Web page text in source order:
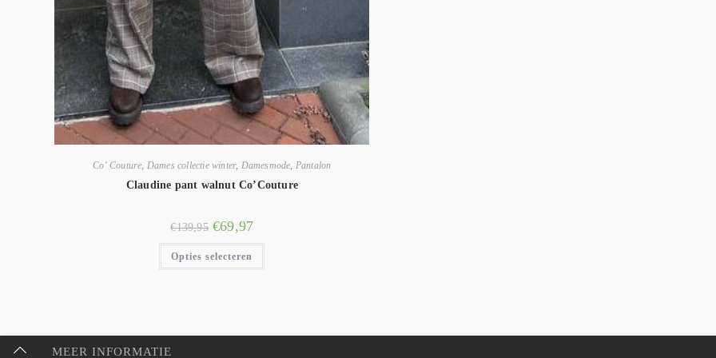
Co' Couture, Dames collectie winter, Damesmode, Pantalon
Claudine pant walnut Co’Couture
€139,95 €69,97
Opties selecteren
MEER INFORMATIE